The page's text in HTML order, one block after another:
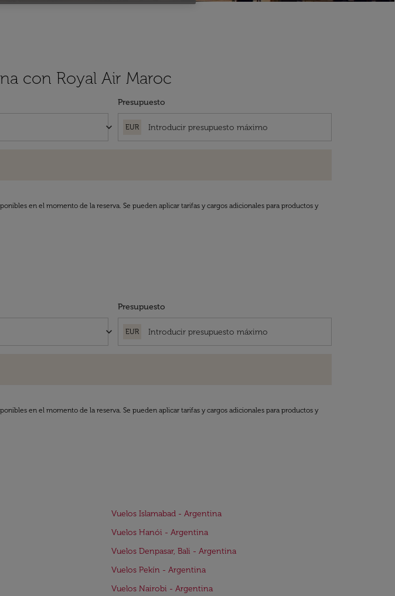
con Royal Air Maroc
keyboard_arrow_down
Presupuesto
EUR
en el momento de la reserva. Se pueden aplicar tarifas y cargos adicionales para productos y
keyboard_arrow_down
Presupuesto
EUR
en el momento de la reserva. Se pueden aplicar tarifas y cargos adicionales para productos y
Vuelos Islamabad - Argentina
Vuelos Hanói - Argentina
Vuelos Denpasar, Bali - Argentina
Vuelos Pekín - Argentina
Vuelos Nairobi - Argentina